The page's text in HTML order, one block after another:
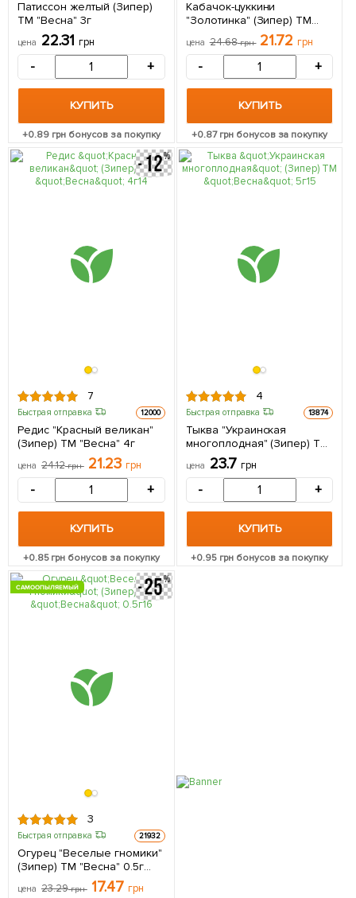
Патиссон желтый (Зипер)
ТМ "Весна" 3г
цена 22.31 грн
- +
КУПИТЬ
+0.89 грн бонусов за покупку
Кабачок-цуккини
"Золотинка" (Зипер) ТМ
цена 24.68грн 21.72 грн
- +
КУПИТЬ
+0.87грн бонусов за покупку
7
Быстрая отправка 12000
Редис "Красный великан"
(Зипер) ТМ "Весна" 4г
цена 24.12грн 21.23 грн
- +
КУПИТЬ
+0.85грн бонусов за покупку
4
Быстрая отправка 13874
Тыква "Украинская
многоплодная" (Зипер) ТМ
"Весна" 5г
цена 23.7 грн
- +
КУПИТЬ
+0.95 грн бонусов за покупку
САМООПЫЛЯЕМЫЙ
3
Быстрая отправка 21932
Огурец "Веселые гномики"
(Зипер) ТМ "Весна" 0.5г
(самоопыляемый)
цена 23.29грн 17.47 грн